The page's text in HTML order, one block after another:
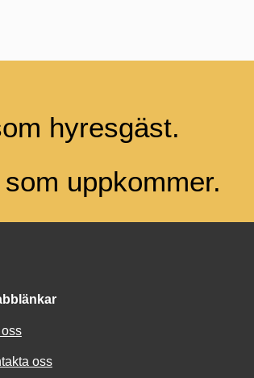
hyresgäst.
uppkommer.
oss